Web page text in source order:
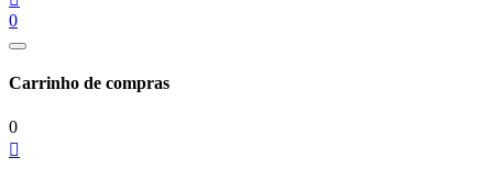
0
Carrinho de compras
0
